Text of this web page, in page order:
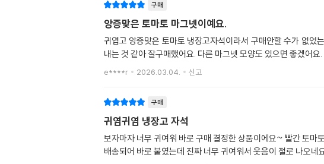
구매
앙증맞은 토마토 마그넷이예요.
귀엽고 앙증맞은 토마토 냉장고자석이라서 구매안할 수가 없었
내는 것 같아 잘구매했어요. 다른 마그넷 모양도 있으면 좋겠어요.
e****r 2026.03.04. 신고
구매
귀염귀염 냉장고 자석
보자마자 너무 귀여워 바로 구매 결정한 상품이에요~ 빨간 토마
배송되어 바로 붙였는데 진짜 너무 귀여워서 웃음이 절로 나오네